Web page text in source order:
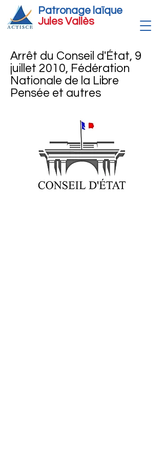
Patronage laïque
Jules Vallès
Arrêt du Conseil d'État, 9
juillet 2010, Fédération
Nationale de la Libre
Pensée et autres